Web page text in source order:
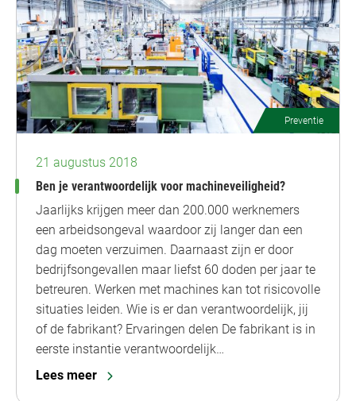
Preventie
21 augustus 2018
Ben je verantwoordelijk voor machineveiligheid?
Jaarlijks krijgen meer dan 200.000 werknemers
een arbeidsongeval waardoor zij langer dan een
dag moeten verzuimen. Daarnaast zijn er door
bedrijfsongevallen maar liefst 60 doden per jaar te
betreuren. Werken met machines kan tot risicovolle
situaties leiden. Wie is er dan verantwoordelijk, jij
of de fabrikant? Ervaringen delen De fabrikant is in
eerste instantie verantwoordelijk…
Lees meer